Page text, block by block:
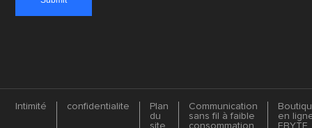
Intimité confidentialite
Plan
du
site
Communication
sans fil à faible
consommation
en
EBYTE